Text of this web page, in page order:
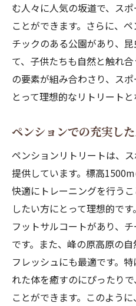
む人々に人気の坂道で、ス
ことができます。さらに、
チックのある公園があり、
て、子供たちも自然と触れ
の要素が組み合わさり、ス
とって理想的なリトリートと
ペンションでの充実し
ペンションリトリートは、
提供しています。標高
快適にトレーニングを行う
したい方にとって理想的で
フットサルコートがあり、
です。また、峰の原高原の
フレッシュにも最適です。
れた体を癒すのにぴったり
ことができます。このよう